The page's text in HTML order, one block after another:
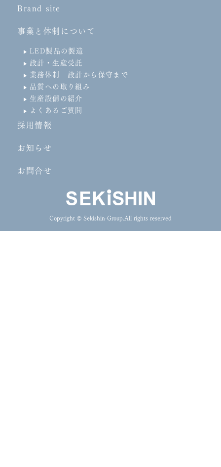
Brand site
事業と体制について
LED製品の製造
設計・生産受託
業務体制 設計から保守まで
品質への取り組み
生産設備の紹介
よくあるご質問
採用情報
お知らせ
お問合せ
Copyright © Sekishin-Group.All rights reserved